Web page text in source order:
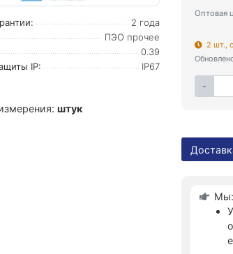
2 года
ПЭО прочее
0.39
IP:
IP67
штук
Оптовая
2 шт.,
-
Мы: